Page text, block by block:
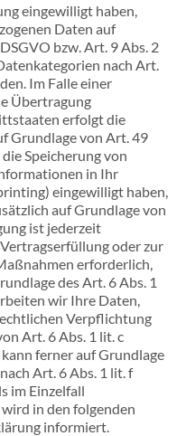
eingewilligt haben,
Daten auf
bzw. Art. 9 Abs. 2
nach Art.
Im Falle einer
Übertragung
erfolgt die
Grundlage von Art. 49
Speicherung von
in Ihr
eingewilligt haben,
auf Grundlage von
ist jederzeit
oder zur
erforderlich,
des Art. 6 Abs. 1
wir Ihre Daten,
Verpflichtung
Art. 6 Abs. 1 lit. c
ferner auf Grundlage
Art. 6 Abs. 1 lit. f
im Einzelfall
in den folgenden
informiert.